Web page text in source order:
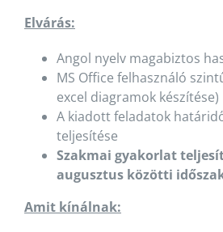
Elvárás:
Angol nyelv magabiztos
MS Office felhasználó
excel diagramok készítése)
A kiadott feladatok
teljesítése
Szakmai gyakorlat
augusztus közötti
Amit kínálnak: